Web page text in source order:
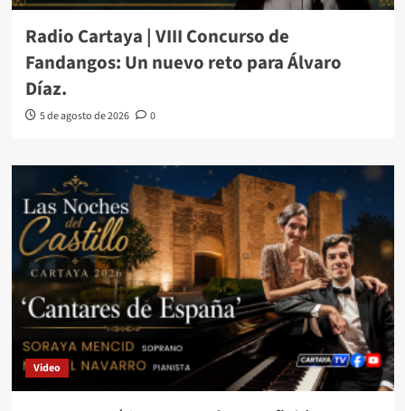
Radio Cartaya | VIII Concurso de
Fandangos: Un nuevo reto para Álvaro
Díaz.
5 de agosto de 2026 0
Video